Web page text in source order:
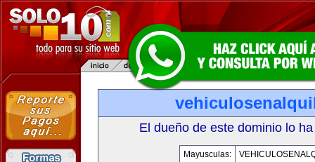
El dueño de este dominio lo
Mayusculas: